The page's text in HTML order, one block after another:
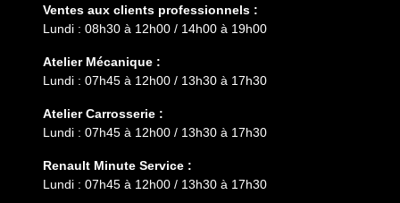
Ventes aux clients professionnels :
Lundi : 08h30 à 12h00 / 14h00 à 19h00
Atelier Mécanique :
Lundi : 07h45 à 12h00 / 13h30 à 17h30
Atelier Carrosserie :
Lundi : 07h45 à 12h00 / 13h30 à 17h30
Renault Minute Service :
Lundi : 07h45 à 12h00 / 13h30 à 17h30